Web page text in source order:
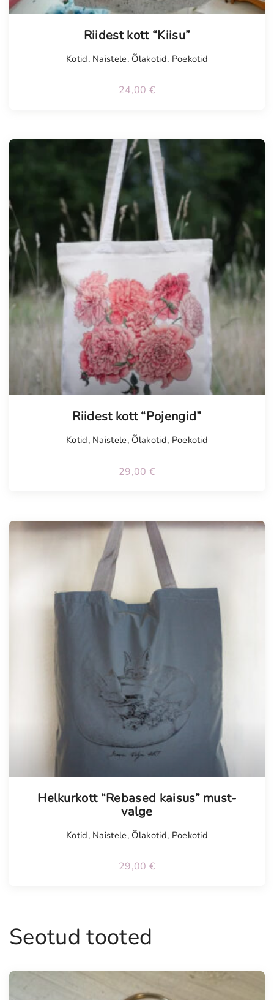
Riidest kott “Kiisu”
Kotid, Naistele, Õlakotid, Poekotid
24,00 €
Riidest kott “Pojengid”
Kotid, Naistele, Õlakotid, Poekotid
29,00 €
Helkurkott “Rebased kaisus” must-
valge
Kotid, Naistele, Õlakotid, Poekotid
29,00 €
Seotud tooted